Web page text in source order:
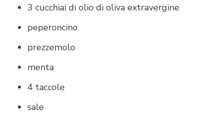
3 cucchiai di olio di oliva extravergine
peperoncino
prezzemolo
menta
4 taccole
sale